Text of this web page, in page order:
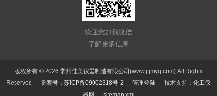
欢迎您加我微信
了解更多信息
版权所有 © 2026 常州佳美仪器制造有限公司(www.jtjmyq.com) All Rights
Reserved 备案号：苏ICP备09002318号-2 管理登陆 技术支持： 化工仪
器网
sitemap.xml